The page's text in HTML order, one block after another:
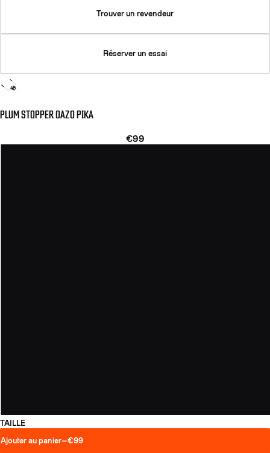
Trouver un revendeur
Réserver un essai
PLUM STOPPER OAZO PIKA
€99
TAILLE
Ajouter au panier—€99